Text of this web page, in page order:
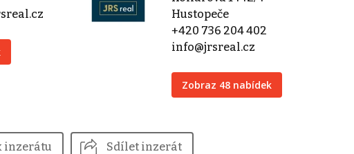
Hustopeče
+420 736 204 402
info@jrsreal.cz
Zobraz 48 nabídek
inzerátu Sdílet inzerát